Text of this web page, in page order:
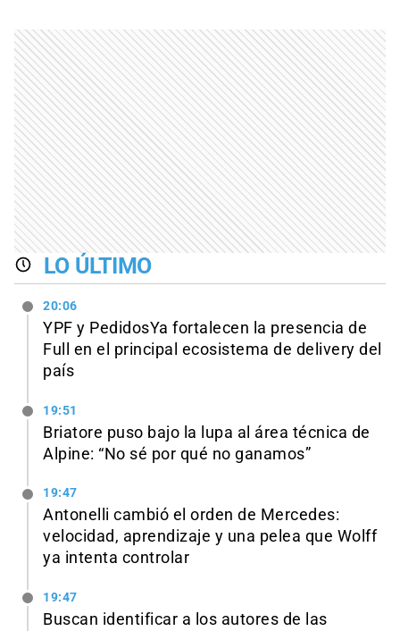
LO ÚLTIMO
20:06
YPF y PedidosYa fortalecen la presencia de
Full en el principal ecosistema de delivery del
país
19:51
Briatore puso bajo la lupa al área técnica de
Alpine: “No sé por qué no ganamos”
19:47
Antonelli cambió el orden de Mercedes:
velocidad, aprendizaje y una pelea que Wolff
ya intenta controlar
19:47
Buscan identificar a los autores de las